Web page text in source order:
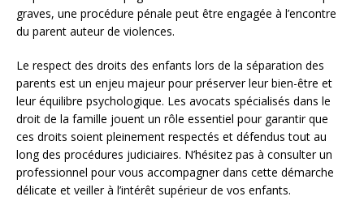
graves, une procédure pénale peut être engagée à l’encontre
du parent auteur de violences.
Le respect des droits des enfants lors de la séparation des
parents est un enjeu majeur pour préserver leur bien-être et
leur équilibre psychologique. Les avocats spécialisés dans le
droit de la famille jouent un rôle essentiel pour garantir que
ces droits soient pleinement respectés et défendus tout au
long des procédures judiciaires. N’hésitez pas à consulter un
professionnel pour vous accompagner dans cette démarche
délicate et veiller à l’intérêt supérieur de vos enfants.